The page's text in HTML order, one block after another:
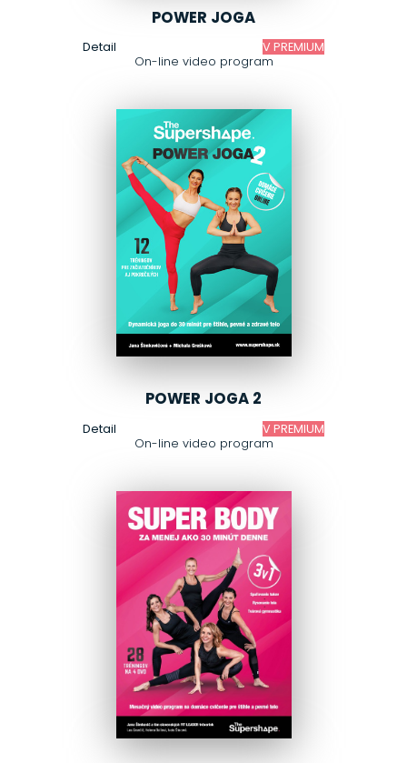
POWER JOGA
On-line video program
Detail V PREMIUM
POWER JOGA 2
On-line video program
Detail V PREMIUM